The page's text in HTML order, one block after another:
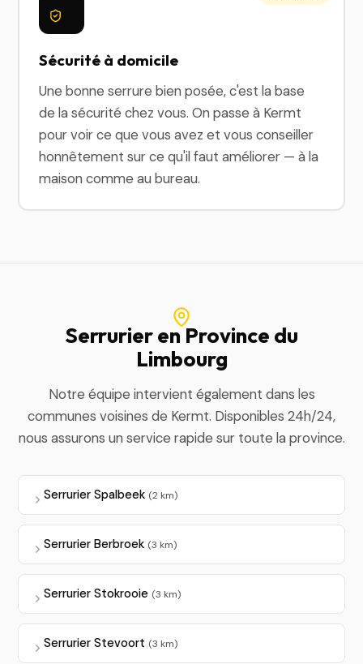
Sécurité à domicile
Une bonne serrure bien posée, c'est la base
de la sécurité chez vous. On passe à Kermt
pour voir ce que vous avez et vous conseiller
honnêtement sur ce qu'il faut améliorer — à la
maison comme au bureau.
Serrurier en Province du
Limbourg
Notre équipe intervient également dans les
communes voisines de Kermt. Disponibles 24h/24,
nous assurons un service rapide sur toute la province.
Serrurier Spalbeek (2 km)
Serrurier Berbroek (3 km)
Serrurier Stokrooie (3 km)
Serrurier Stevoort (3 km)